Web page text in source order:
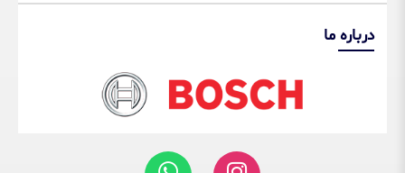
درباره ما